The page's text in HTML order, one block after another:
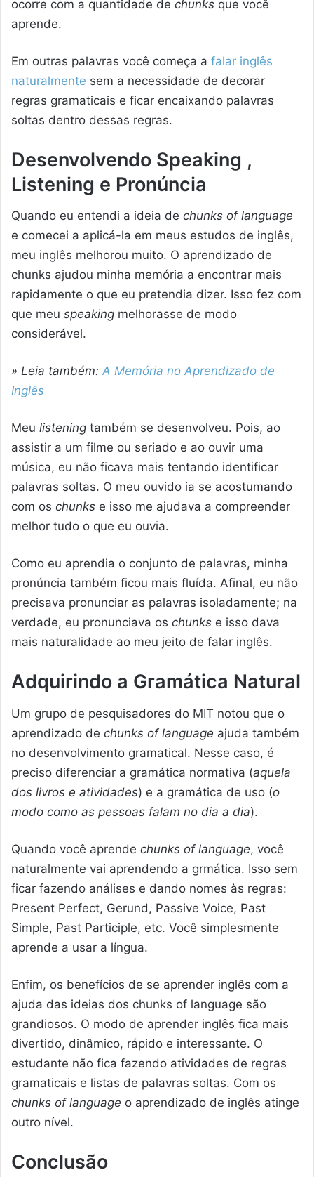
ocorre com a quantidade de chunks que você
aprende.
Em outras palavras você começa a falar inglês
naturalmente sem a necessidade de decorar
regras gramaticais e ficar encaixando palavras
soltas dentro dessas regras.
Desenvolvendo Speaking ,
Listening e Pronúncia
Quando eu entendi a ideia de chunks of language
e comecei a aplicá-la em meus estudos de inglês,
meu inglês melhorou muito. O aprendizado de
chunks ajudou minha memória a encontrar mais
rapidamente o que eu pretendia dizer. Isso fez com
que meu speaking melhorasse de modo
considerável.
» Leia também: A Memória no Aprendizado de
Inglês
Meu listening também se desenvolveu. Pois, ao
assistir a um filme ou seriado e ao ouvir uma
música, eu não ficava mais tentando identificar
palavras soltas. O meu ouvido ia se acostumando
com os chunks e isso me ajudava a compreender
melhor tudo o que eu ouvia.
Como eu aprendia o conjunto de palavras, minha
pronúncia também ficou mais fluída. Afinal, eu não
precisava pronunciar as palavras isoladamente; na
verdade, eu pronunciava os chunks e isso dava
mais naturalidade ao meu jeito de falar inglês.
Adquirindo a Gramática Natural
Um grupo de pesquisadores do MIT notou que o
aprendizado de chunks of language ajuda também
no desenvolvimento gramatical. Nesse caso, é
preciso diferenciar a gramática normativa (aquela
dos livros e atividades) e a gramática de uso (o
modo como as pessoas falam no dia a dia).
Quando você aprende chunks of language, você
naturalmente vai aprendendo a grmática. Isso sem
ficar fazendo análises e dando nomes às regras:
Present Perfect, Gerund, Passive Voice, Past
Simple, Past Participle, etc. Você simplesmente
aprende a usar a língua.
Enfim, os benefícios de se aprender inglês com a
ajuda das ideias dos chunks of language são
grandiosos. O modo de aprender inglês fica mais
divertido, dinâmico, rápido e interessante. O
estudante não fica fazendo atividades de regras
gramaticais e listas de palavras soltas. Com os
chunks of language o aprendizado de inglês atinge
outro nível.
Conclusão